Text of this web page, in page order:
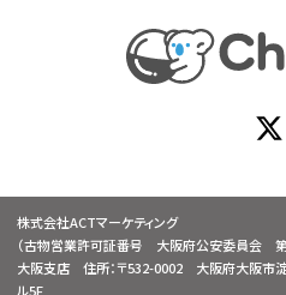
株式会社ACTマーケティング
（古物営業許可証番号 大阪府公安委員会 第
大阪支店 住所：〒532-0002 大阪府大阪市淀
ル5F